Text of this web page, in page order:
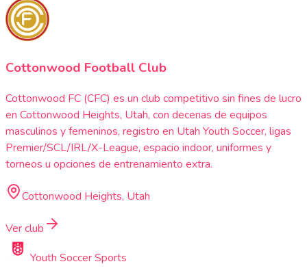
Cottonwood Football Club
Cottonwood FC (CFC) es un club competitivo sin fines de lucro
en Cottonwood Heights, Utah, con decenas de equipos
masculinos y femeninos, registro en Utah Youth Soccer, ligas
Premier/SCL/IRL/X-League, espacio indoor, uniformes y
torneos u opciones de entrenamiento extra.
Cottonwood Heights, Utah
Ver club
Youth Soccer Sports